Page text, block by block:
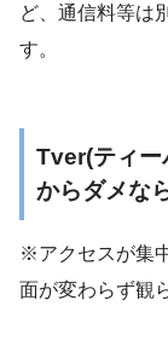
ど、通信料等は
す。
Tver(ティー
からダメな
※アクセスが集
面が変わらず観